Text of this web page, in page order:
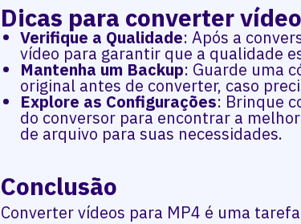
Dicas para converter
Verifique a Qualidade: Após a
vídeo para garantir que a qualidade
Mantenha um Backup: Guarde uma
original antes de converter, caso
Explore as Configurações: Brinque
do conversor para encontrar a
de arquivo para suas necessidades.
Conclusão
Converter vídeos para MP4 é uma